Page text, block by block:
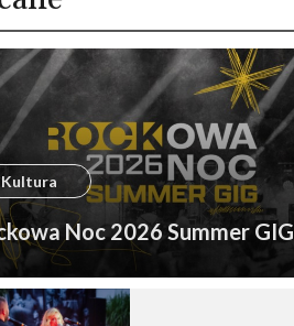
Kultura
Noc 2026 Summer GIG